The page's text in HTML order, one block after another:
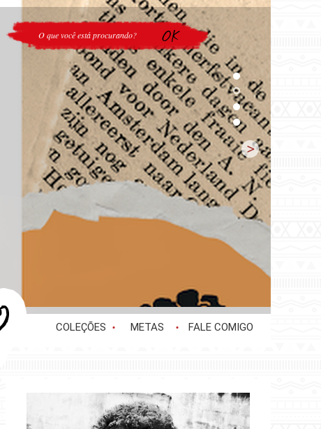
COLEÇÕES METAS FALE COMIGO